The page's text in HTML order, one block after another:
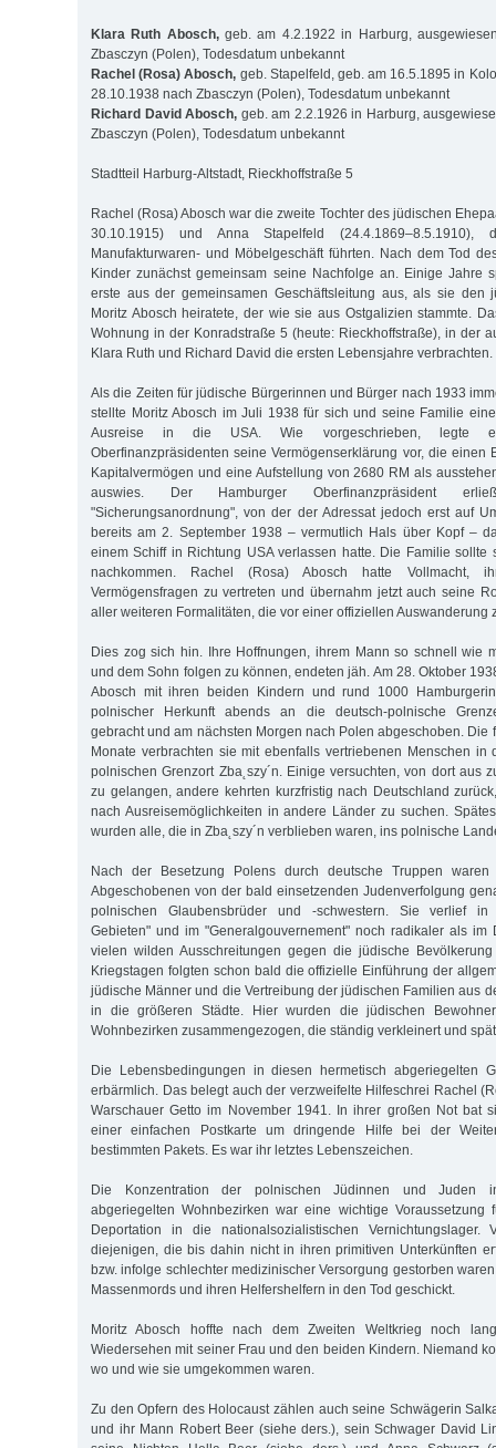
Klara Ruth Abosch,geb. am 4.2.1922 in Harburg,
Zbasczyn (Polen), Todesdatum unbekannt
Rachel (Rosa) Abosch, geb. Stapelfeld, geb. am 16.5.1895 in
28.10.1938 nach Zbasczyn (Polen), Todesdatum unbekannt
Richard David Abosch, geb. am 2.2.1926 in Harburg,
Zbasczyn (Polen), Todesdatum unbekannt
Stadtteil Harburg-Altstadt, Rieckhoffstraße 5
Rachel (Rosa) Abosch war die zweite Tochter des jüdischen
30.10.1915) und Anna Stapelfeld
Manufakturwaren- und Möbelgeschäft führten. Nach dem Tod
Kinder zunächst gemeinsam seine Nachfolge an. Einige Jahre
erste aus der gemeinsamen Geschäftsleitung aus, als sie den
Moritz Abosch heiratete, der wie sie aus Ostgalizien stammte.
Wohnung in der Konradstraße 5 (heute: Rieckhoffstraße), in der
Klara Ruth und Richard David die ersten Lebensjahre verbrachten.
Als die Zeiten für jüdische Bürgerinnen und Bürger nach 1933
stellte Moritz Abosch im Juli 1938 für sich und seine Familie
Ausreise in die USA. Wie vorgeschrieben, legte
Oberfinanzpräsidenten seine Vermögenserklärung vor, die einen
Kapitalvermögen und eine Aufstellung von 2680 RM als
auswies. Der Hamburger Oberfinanzpräsident
"Sicherungsanordnung", von der der Adressat jedoch erst auf
bereits am 2. September 1938 – vermutlich Hals über Kopf –
einem Schiff in Richtung USA verlassen hatte. Die Familie sollte
nachkommen. Rachel (Rosa) Abosch hatte Vollmacht,
Vermögensfragen zu vertreten und übernahm jetzt auch seine
aller weiteren Formalitäten, die vor einer offiziellen Auswanderung
Dies zog sich hin. Ihre Hoffnungen, ihrem Mann so schnell wie
und dem Sohn folgen zu können, endeten jäh. Am 28. Oktober
Abosch mit ihren beiden Kindern und rund 1000
polnischer Herkunft abends an die deutsch-polnische
gebracht und am nächsten Morgen nach Polen abgeschoben. Die
Monate verbrachten sie mit ebenfalls vertriebenen Menschen in
polnischen Grenzort Zba˛szy´n. Einige versuchten, von dort aus
zu gelangen, andere kehrten kurzfristig nach Deutschland
nach Ausreisemöglichkeiten in andere Länder zu suchen.
wurden alle, die in Zba˛szy´n verblieben waren, ins polnische
Nach der Besetzung Polens durch deutsche Truppen
Abgeschobenen von der bald einsetzenden Judenverfolgung
polnischen Glaubensbrüder und -schwestern. Sie verlief in
Gebieten" und im "Generalgouvernement" noch radikaler als im
vielen wilden Ausschreitungen gegen die jüdische
Kriegstagen folgten schon bald die offizielle Einführung der
jüdische Männer und die Vertreibung der jüdischen Familien aus
in die größeren Städte. Hier wurden die jüdischen
Wohnbezirken zusammengezogen, die ständig verkleinert und
Die Lebensbedingungen in diesen hermetisch abgeriegelten
erbärmlich. Das belegt auch der verzweifelte Hilfeschrei Rachel
Warschauer Getto im November 1941. In ihrer großen Not bat
einer einfachen Postkarte um dringende Hilfe bei der
bestimmten Pakets. Es war ihr letztes Lebenszeichen.
Die Konzentration der polnischen Jüdinnen und Juden
abgeriegelten Wohnbezirken war eine wichtige Voraussetzung
Deportation in die nationalsozialistischen
diejenigen, die bis dahin nicht in ihren primitiven Unterkünften
bzw. infolge schlechter medizinischer Versorgung gestorben
Massenmords und ihren Helfershelfern in den Tod geschickt.
Moritz Abosch hoffte nach dem Zweiten Weltkrieg noch
Wiedersehen mit seiner Frau und den beiden Kindern. Niemand
wo und wie sie umgekommen waren.
Zu den Opfern des Holocaust zählen auch seine Schwägerin
und ihr Mann Robert Beer (siehe ders.), sein Schwager David